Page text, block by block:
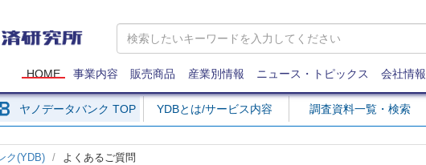
HOME 事業内容 販売商品 産業別情報 ニュース・トピックス 会社情報
ヤノデータバンク TOP YDBとは/サービス内容 調査資料一覧・検索
ク(YDB) よくあるご質問